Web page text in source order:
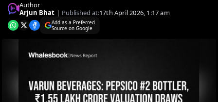
Author
Arjun Bhat | Published at:17th April 2026, 1:17 am
Add as a Preferred
Source on Google